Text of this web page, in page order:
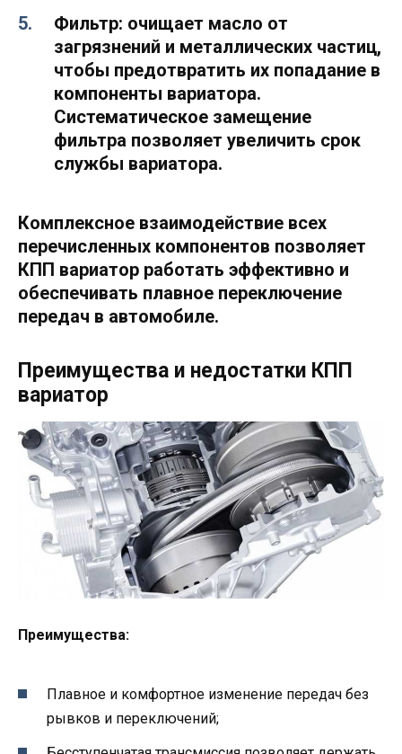
Фильтр: очищает масло от
загрязнений и металлических частиц,
чтобы предотвратить их попадание в
компоненты вариатора.
Систематическое замещение
фильтра позволяет увеличить срок
службы вариатора.
Комплексное взаимодействие всех
перечисленных компонентов позволяет
КПП вариатор работать эффективно и
обеспечивать плавное переключение
передач в автомобиле.
Преимущества и недостатки КПП
вариатор
Преимущества:
Плавное и комфортное изменение передач без
рывков и переключений;